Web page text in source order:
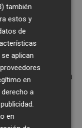
que el
la política
al
y atiende a
Martínez
esta
de
también
estos y
de
aplican
en
a
en